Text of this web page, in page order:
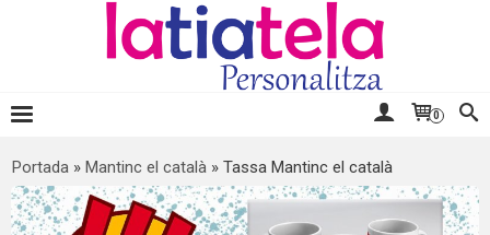
0
Portada » Mantinc el català » Tassa Mantinc el català